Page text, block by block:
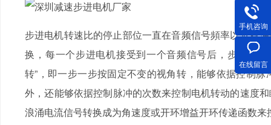
步进电机转速比的停止部位一直在音频信号頻率以及脉冲
换，每一个步进电机接受到一个音频信号后，步进
转”，即一步一步按固定不变的视角转，能够依据控制脉
外，还能够依据控制脉冲的次数来控制电机转动的速度和
浪涌电流信号转换成为角速度或开环增益开环传递函数来控
手机咨询
在线留言